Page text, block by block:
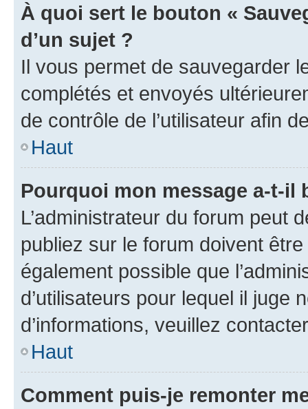
À quoi sert le bouton «
d’un sujet ?
Il vous permet de sauvegarder
complétés et envoyés
de contrôle de l’utilisateur afin
Haut
Pourquoi mon message a-t-il
L’administrateur du forum peut
publiez sur le forum doivent
également possible que
d’utilisateurs pour lequel il juge
d’informations, veuillez
Haut
Comment puis-je remonter